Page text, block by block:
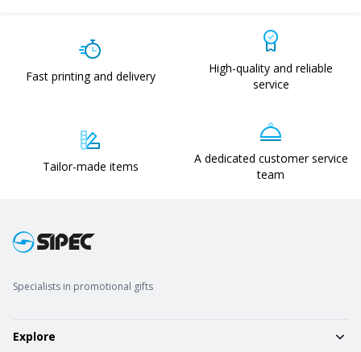
Fast printing and delivery
High-quality and reliable
service
Tailor-made items
A dedicated customer service
team
Specialists in promotional gifts
Explore